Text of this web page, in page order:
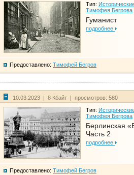
Тип:
Тимофея Бегрова
Гуманист
подробнее
Предоставлено: Тимофей Бегров
10.03.2023 | 8 Кбайт | просмотров: 580
Тип:
Тимофея Бегрова
Берлинская
Часть 2
подробнее
Предоставлено: Тимофей Бегров